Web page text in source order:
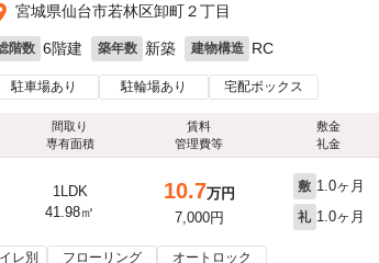
宮城県仙台市若林区卸町２丁目
階数 6階建 築年数 新築 建物構造 RC
駐車場あり 駐輪場あり 宅配ボックス
間取り
専有面積
賃料
管理費等
敷金
礼金
1LDK
41.98㎡
10.7万円
7,000円
敷 1.0ヶ月
礼 1.0ヶ月
レ別 フローリング オートロック